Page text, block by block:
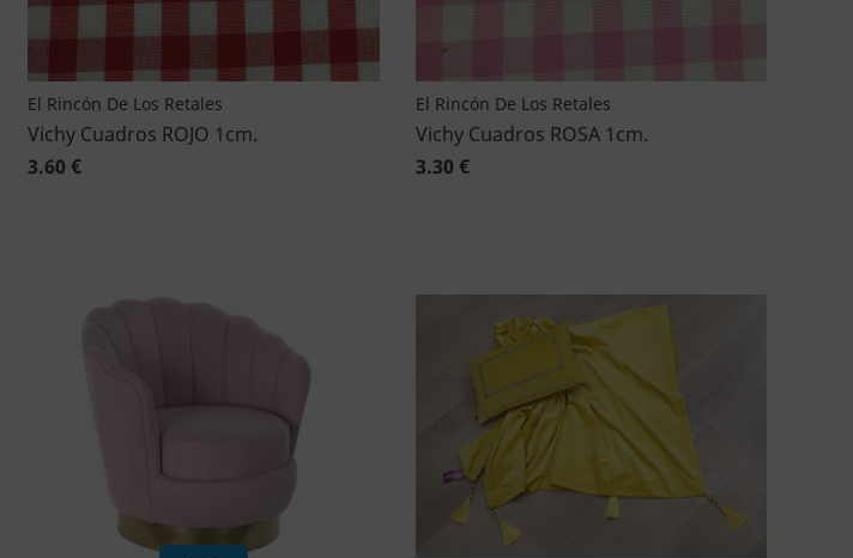
El Rincón De Los Retales
Vichy Cuadros ROJO 1cm.
3.60 €
El Rincón De Los Retales
Vichy Cuadros ROSA 1cm.
3.30 €